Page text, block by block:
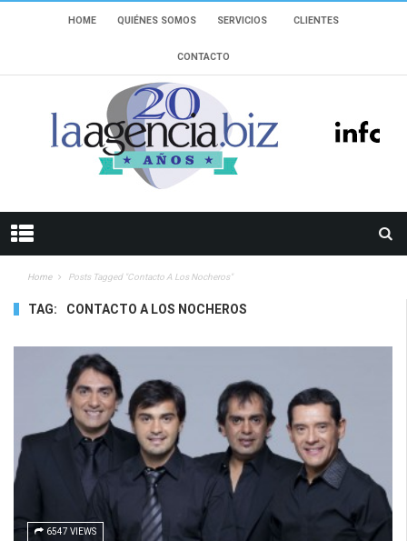
HOME QUIÉNES SOMOS SERVICIOS CLIENTES
CONTACTO
Home Posts Tagged "Contacto A Los Nocheros"
TAG: CONTACTO A LOS NOCHEROS
6547 VIEWS